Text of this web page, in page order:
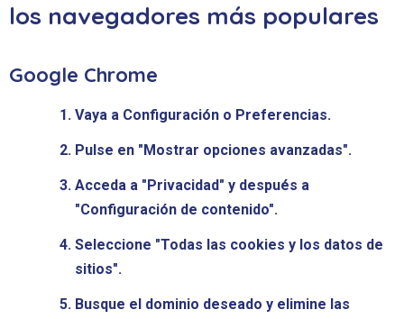
los navegadores más populares
Google Chrome
Vaya a Configuración o Preferencias.
Pulse en "Mostrar opciones avanzadas".
Acceda a "Privacidad" y después a
"Configuración de contenido".
Seleccione "Todas las cookies y los datos de
sitios".
Busque el dominio deseado y elimine las